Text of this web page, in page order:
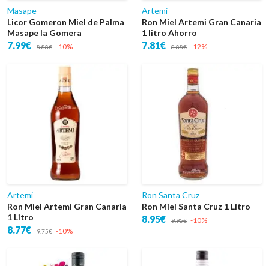
Masape
Licor Gomeron Miel de Palma
Masape la Gomera
7.99€ 8.88€ -10%
Artemi
Ron Miel Artemi Gran Canaria
1 litro Ahorro
7.81€ 8.88€ -12%
Artemi
Ron Miel Artemi Gran Canaria
1 Litro
8.77€ 9.75€ -10%
Ron Santa Cruz
Ron Miel Santa Cruz 1 Litro
8.95€ 9.95€ -10%